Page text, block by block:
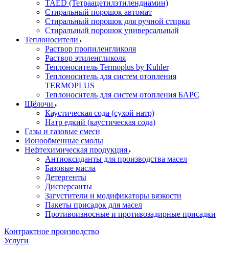
TAED (Тетраацетилэтилендиамин)
Стиральный порошок автомат
Стиральный порошок для ручной стирки
Стиральный порошок универсальный
Теплоносители
Раствор пропиленгликоля
Раствор этиленгликоля
Теплоноситель Termoplus by Kuhler
Теплоноситель для систем отопления
TERMOPLUS
Теплоноситель для систем отопления БАРС
Щёлочи
Каустическая сода (сухой натр)
Натр едкий (каустическая сода)
Газы и газовые смеси
Ионообменные смолы
Нефтехимическая продукция
Антиоксиданты для производства масел
Базовые масла
Детергенты
Дисперсанты
Загустители и модификаторы вязкости
Пакеты присадок для масел
Противоизносные и противозадирные присадки
Контрактное производство
Услуги